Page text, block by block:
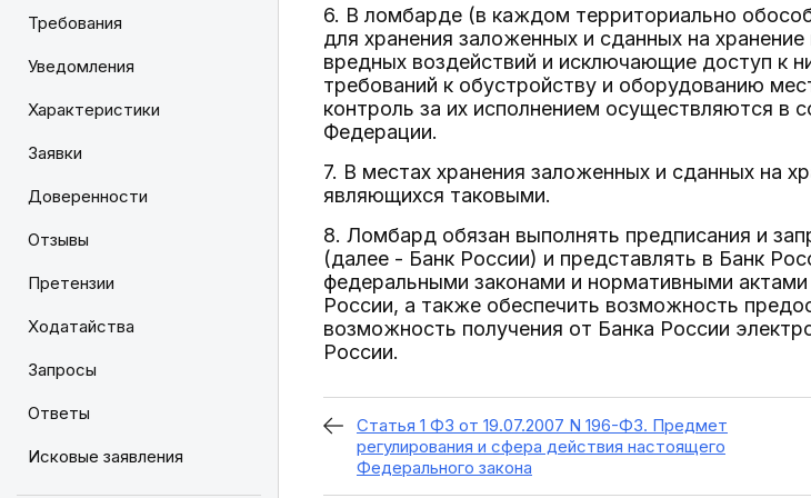
Требования
Уведомления
Характеристики
Заявки
Доверенности
Отзывы
Претензии
Ходатайства
Запросы
Ответы
Исковые заявления
6. В ломбарде (в каждом территориально
для хранения заложенных и сданных на
вредных воздействий и исключающие доступ к
требований к обустройству и оборудованию
контроль за их исполнением осуществляются в
Федерации.
7. В местах хранения заложенных и сданных на
являющихся таковыми.
8. Ломбард обязан выполнять предписания и
(далее - Банк России) и представлять в Банк
федеральными законами и нормативными
России, а также обеспечить возможность
возможность получения от Банка России
России.
Статья 1 ФЗ от 19.07.2007 N 196-ФЗ. Предмет
регулирования и сфера действия настоящего
Федерального закона